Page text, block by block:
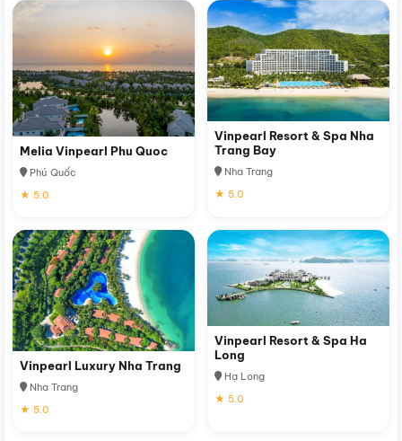
Melia Vinpearl Phu Quoc
Phú Quốc
★ 5.0
Vinpearl Resort & Spa Nha
Trang Bay
Nha Trang
★ 5.0
Vinpearl Luxury Nha Trang
Nha Trang
★ 5.0
Vinpearl Resort & Spa Ha
Long
Hạ Long
★ 5.0